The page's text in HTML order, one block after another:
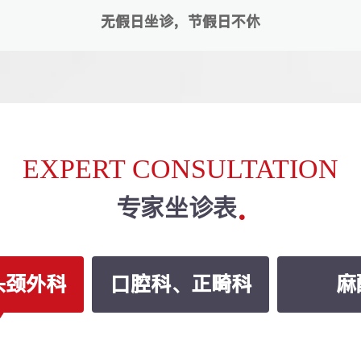
无假日坐诊，节假日不休
EXPERT CONSULTATION
专家坐诊表
外科 口腔科、正畸科